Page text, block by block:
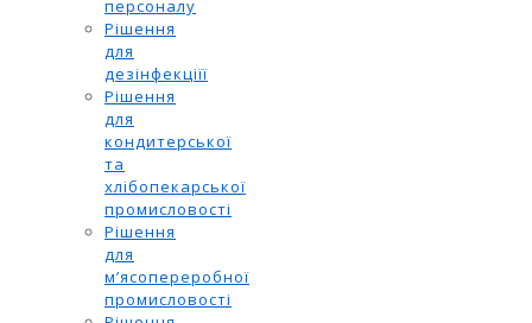
персоналу
Рішення
для
дезінфекціїї
Рішення
для
кондитерської
та
хлібопекарської
промисловості
Рішення
для
м’ясопереробної
промисловості